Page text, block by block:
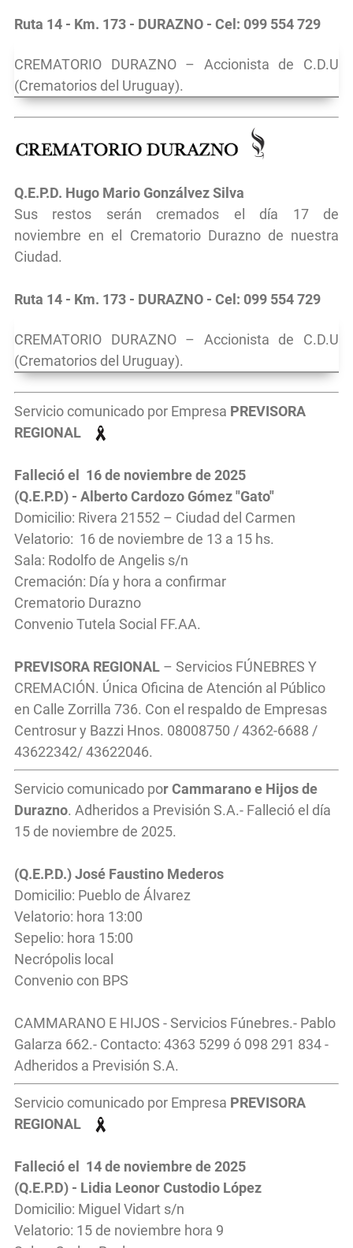
Ruta 14 - Km. 173 - DURAZNO - Cel: 099 554 729
CREMATORIO DURAZNO – Accionista de C.D.U
(Crematorios del Uruguay).
Q.E.P.D. Hugo Mario Gonzálvez Silva
Sus restos serán cremados el día 17 de
noviembre en el Crematorio Durazno de nuestra
Ciudad.
Ruta 14 - Km. 173 - DURAZNO - Cel: 099 554 729
CREMATORIO DURAZNO – Accionista de C.D.U
(Crematorios del Uruguay).
Servicio comunicado por Empresa PREVISORA
REGIONAL
Falleció el 16 de noviembre de 2025
(Q.E.P.D) - Alberto Cardozo Gómez "Gato"
Domicilio: Rivera 21552 – Ciudad del Carmen
Velatorio: 16 de noviembre de 13 a 15 hs.
Sala: Rodolfo de Angelis s/n
Cremación: Día y hora a confirmar
Crematorio Durazno
Convenio Tutela Social FF.AA.
PREVISORA REGIONAL – Servicios FÚNEBRES Y
CREMACIÓN. Única Oficina de Atención al Público
en Calle Zorrilla 736. Con el respaldo de Empresas
Centrosur y Bazzi Hnos. 08008750 / 4362-6688 /
43622342/ 43622046.
Servicio comunicado por Cammarano e Hijos de
Durazno. Adheridos a Previsión S.A.- Falleció el día
15 de noviembre de 2025.
(Q.E.P.D.) José Faustino Mederos
Domicilio: Pueblo de Álvarez
Velatorio: hora 13:00
Sepelio: hora 15:00
Necrópolis local
Convenio con BPS
CAMMARANO E HIJOS - Servicios Fúnebres.- Pablo
Galarza 662.- Contacto: 4363 5299 ó 098 291 834 -
Adheridos a Previsión S.A.
Servicio comunicado por Empresa PREVISORA
REGIONAL
Falleció el 14 de noviembre de 2025
(Q.E.P.D) - Lidia Leonor Custodio López
Domicilio: Miguel Vidart s/n
Velatorio: 15 de noviembre hora 9